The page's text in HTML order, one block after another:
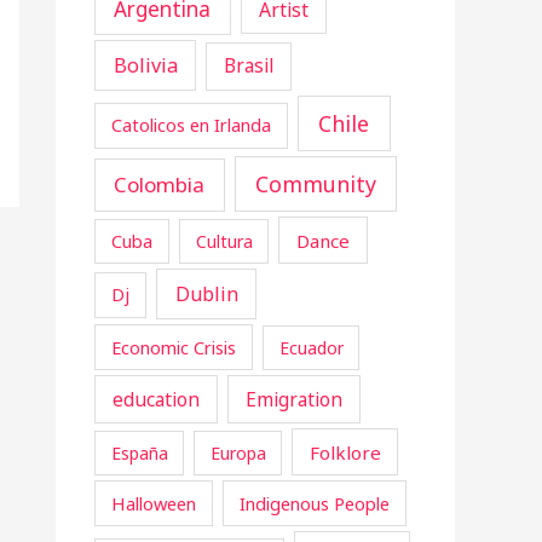
Argentina Artist
Bolivia Brasil
Catolicos en Irlanda Chile
Colombia Community
Cuba Cultura Dance
Dj Dublin
Economic Crisis Ecuador
education Emigration
España Europa Folklore
Halloween Indigenous People